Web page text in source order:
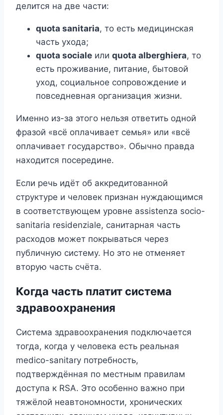
делится на две части:
quota sanitaria, то есть медицинская
часть ухода;
quota sociale или quota alberghiera, то
есть проживание, питание, бытовой
уход, социальное сопровождение и
повседневная организация жизни.
Именно из-за этого нельзя ответить одной
фразой «всё оплачивает семья» или «всё
оплачивает государство». Обычно правда
находится посередине.
Если речь идёт об аккредитованной
структуре и человек признан нуждающимся
в соответствующем уровне assistenza socio-
sanitaria residenziale, санитарная часть
расходов может покрываться через
публичную систему. Но это не отменяет
вторую часть счёта.
Когда часть платит система
здравоохранения
Система здравоохранения подключается
тогда, когда у человека есть реальная
medico-sanitary потребность,
подтверждённая по местным правилам
доступа к RSA. Это особенно важно при
тяжёлой неавтономности, хронических